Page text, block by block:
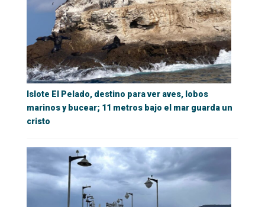
Islote El Pelado, destino para ver aves, lobos
marinos y bucear; 11 metros bajo el mar guarda un
cristo